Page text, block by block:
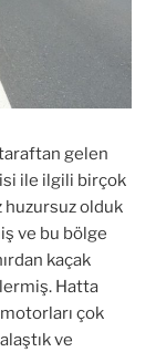
gelen
ile ilgili birçok
huzursuz olduk
ve bu bölge
kaçak
Hatta
çok
ve